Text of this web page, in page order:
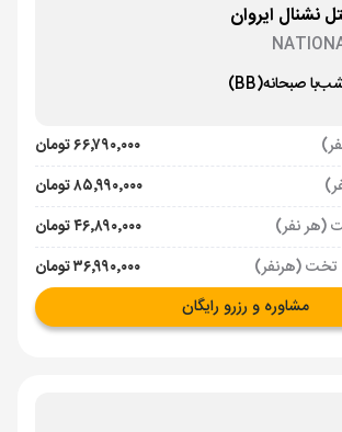
نشنال ایروان
با صبحانه(BB)
۶۶٬۷۹۰٬۰۰۰ تومان
۸۵٬۹۹۰٬۰۰۰ تومان
(هر نفر)
۴۶٬۸۹۰٬۰۰۰ تومان
(هرنفر)
۳۶٬۹۹۰٬۰۰۰ تومان
مشاوره و رزرو رایگان